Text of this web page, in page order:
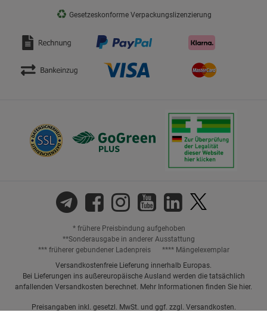
♻ Gesetzeskonforme Verpackungslizenzierung
* frühere Preisbindung aufgehoben
**Sonderausgabe in anderer Ausstattung
*** früherer gebundener Ladenpreis
**** Mängelexemplar
Versandkostenfreie Lieferung innerhalb Europas.
Bei Lieferungen ins außereuropäische Ausland werden die tatsächlich
anfallenden Versandkosten berechnet. Mehr Informationen finden Sie hier.
Preisangaben inkl. gesetzl. MwSt. und ggf. zzgl. Versandkosten.